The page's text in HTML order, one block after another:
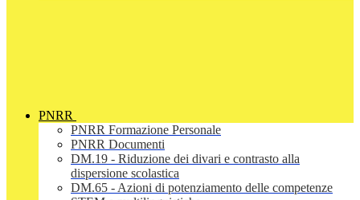
PNRR
PNRR Formazione Personale
PNRR Documenti
DM.19 - Riduzione dei divari e contrasto alla
dispersione scolastica
DM.65 - Azioni di potenziamento delle competenze